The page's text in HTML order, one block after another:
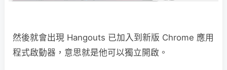
然後就會出現 Hangouts 已加入到新版 Chrome 應用
程式啟動器，意思就是他可以獨立開啟。